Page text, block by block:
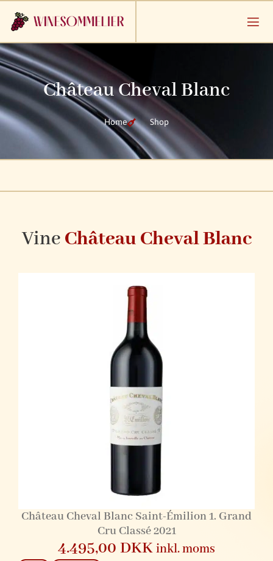
Château Cheval Blanc
Home Shop
VineChâteau Cheval Blanc
Château Cheval Blanc Saint-Émilion 1. Grand
Cru Classé 2021
4.495,00 DKKinkl. moms